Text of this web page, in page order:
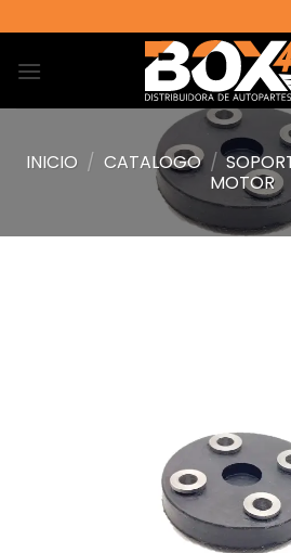
al
contenido
INICIO / CATALOGO /
MOTOR